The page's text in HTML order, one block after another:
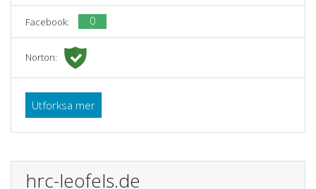
Facebook: 0
Norton:
Utforksa mer
hrc-leofels.de